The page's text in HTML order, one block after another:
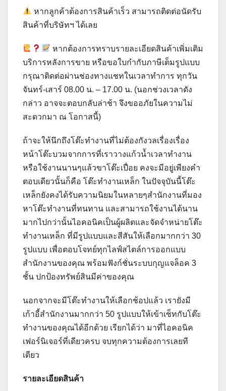
หากลูกค้าต้องการสินค้าเร็ว สามารถติดต่อนัดรับ
สินค้าที่บริษัทฯ ได้เลย
หากต้องการทราบรายละเอียดสินค้าเพิ่มเติม
บริการหลังการขาย หรือขอใบกำกับภาษีเต็มรูปแบบ
กรุณาติดต่อผ่านช่องทางแชทในเวลาทำการ ทุกวัน
จันทร์-เสาร์ 08.00 น. – 17.00 น. (นอกช่วงเวลาดัง
กล่าว อาจจะตอบกลับล่าช้า จึงขออภัยในความไม่
สะดวกมา ณ​ โอกาสนี้)
ถ้าจะให้นึกถึงโต๊ะทำงานที่ไม่ต้องกังวลเรื่องเรื่อง
หน้าโต๊ะบวมจากการที่เราวางแก้วน้ำเวลาทำงาน
หรือใช้งานนานๆแล้วขาโต๊ะเปื่อย คงจะมีอยู่เพียงคำ
ตอบเดียวนั้นก็คือ โต๊ะทำงานเหล็ก ในปัจจุบันนี้โต๊ะ
เหล็กยังคงได้รับความนิยมในหลายๆสำนักงานที่มอง
หาโต๊ะทำงานที่ทนทาน และสามารถใช้งานได้นาน
มากไปกว่านั้นไอคอนิคเป็นผู้ผลิตและจัดจำหน่ายโต๊ะ
ทำงานเหล็ก ที่มีรูปแบบและสีสันให้เลือกมากกว่า 30
รูปแบบ เพื่อตอบโจทย์ทุกไลฟ์สไตล์การออกแบบ
สำนักงานของคุณ พร้อมฟังก์ชั่นระบบกุญแจล็อค 3
ชั้น ปกป้องทรัพย์สินมีค่าของคุณ
นอกจากจะมีโต๊ะทำงานให้เลือกช้อปแล้ว เรายังมี
เก้าอี้สำนักงานมากกว่า 50 รูปแบบให้เข้าเซ็ทกับโต๊ะ
ทำงานของคุณได้อีกด้วย เรียกได้ว่า มาที่ไอคอนิค
เฟอร์นิเจอร์ที่เดียวครบ จบทุกความต้องการเลยที
เดียว
รายละเอียดสินค้า